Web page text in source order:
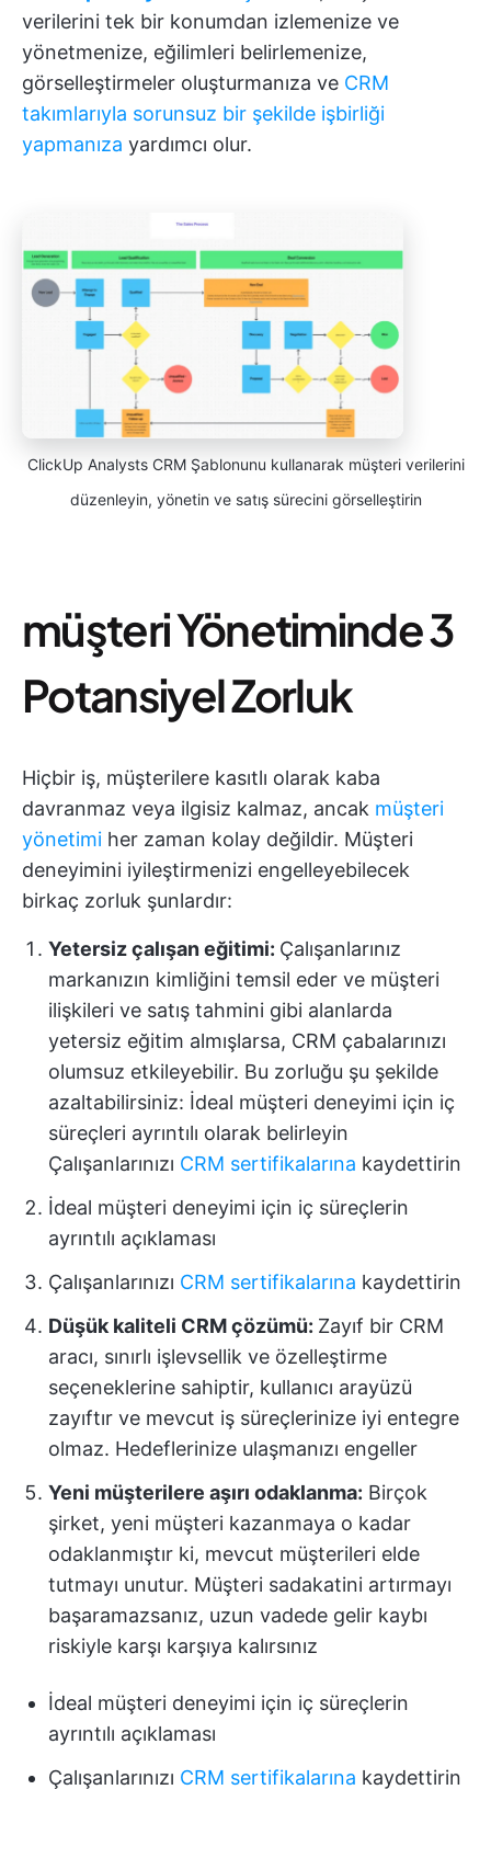
verilerini tek bir konumdan izlemenize ve
yönetmenize, eğilimleri belirlemenize,
görselleştirmeler oluşturmanıza ve CRM
takımlarıyla sorunsuz bir şekilde işbirliği
yapmanıza yardımcı olur.
ClickUp Analysts CRM Şablonunu kullanarak müşteri verilerini
düzenleyin, yönetin ve satış sürecini görselleştirin
müşteri Yönetiminde 3
Potansiyel Zorluk
Hiçbir iş, müşterilere kasıtlı olarak kaba
davranmaz veya ilgisiz kalmaz, ancak müşteri
yönetimi her zaman kolay değildir. Müşteri
deneyimini iyileştirmenizi engelleyebilecek
birkaç zorluk şunlardır:
Yetersiz çalışan eğitimi: Çalışanlarınız
markanızın kimliğini temsil eder ve müşteri
ilişkileri ve satış tahmini gibi alanlarda
yetersiz eğitim almışlarsa, CRM çabalarınızı
olumsuz etkileyebilir. Bu zorluğu şu şekilde
azaltabilirsiniz: İdeal müşteri deneyimi için iç
süreçleri ayrıntılı olarak belirleyin
Çalışanlarınızı CRM sertifikalarına kaydettirin
İdeal müşteri deneyimi için iç süreçlerin
ayrıntılı açıklaması
Çalışanlarınızı CRM sertifikalarına kaydettirin
Düşük kaliteli CRM çözümü: Zayıf bir CRM
aracı, sınırlı işlevsellik ve özelleştirme
seçeneklerine sahiptir, kullanıcı arayüzü
zayıftır ve mevcut iş süreçlerinize iyi entegre
olmaz. Hedeflerinize ulaşmanızı engeller
Yeni müşterilere aşırı odaklanma: Birçok
şirket, yeni müşteri kazanmaya o kadar
odaklanmıştır ki, mevcut müşterileri elde
tutmayı unutur. Müşteri sadakatini artırmayı
başaramazsanız, uzun vadede gelir kaybı
riskiyle karşı karşıya kalırsınız
İdeal müşteri deneyimi için iç süreçlerin
ayrıntılı açıklaması
Çalışanlarınızı CRM sertifikalarına kaydettirin